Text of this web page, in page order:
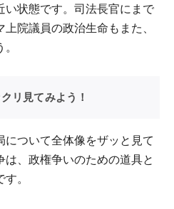
い状態です。司法長官にまで
院議員の政治生命もまた、
リ見てみよう！
について全体像をザッと見て
、政権争いのための道具と
。